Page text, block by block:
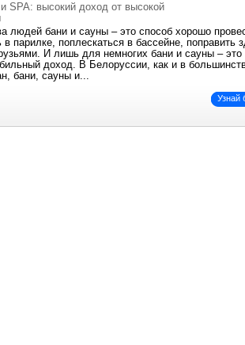
людей бани и сауны – это способ хорошо
парилке, поплескаться в бассейне, поправить
И лишь для немногих бани и сауны – это
доход. В Белоруссии, как и в
бани, сауны и...
Узнай